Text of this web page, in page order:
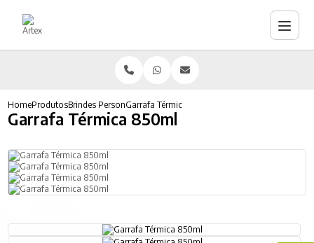
HomeProdutosBrindes PersonalizadosGarrafa Térmica 850ml
Garrafa Térmica 850ml